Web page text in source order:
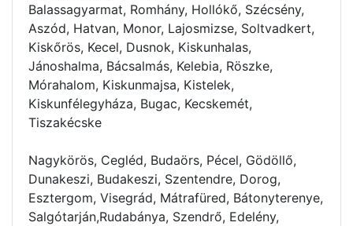
Balassagyarmat, Romhány, Hollókő, Szécsény,
Aszód, Hatvan, Monor, Lajosmizse, Soltvadkert,
Kiskőrös, Kecel, Dusnok, Kiskunhalas,
Jánoshalma, Bácsalmás, Kelebia, Röszke,
Mórahalom, Kiskunmajsa, Kistelek,
Kiskunfélegyháza, Bugac, Kecskemét,
Tiszakécske
Nagykörös, Cegléd, Budaörs, Pécel, Gödöllő,
Dunakeszi, Budakeszi, Szentendre, Dorog,
Esztergom, Visegrád, Mátrafüred, Bátonyterenye,
Salgótarján,Rudabánya, Szendrő, Edelény,